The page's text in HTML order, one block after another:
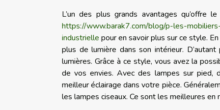
L’un des plus grands avantages
https://www.barak7.com/blog/p-les-
industrielle pour en savoir plus sur ce style.
plus de lumière dans son intérieur.
lumières. Grâce à ce style, vous avez la
de vos envies. Avec des lampes sur pied,
meilleur éclairage dans votre pièce.
les lampes ciseaux. Ce sont les meilleures